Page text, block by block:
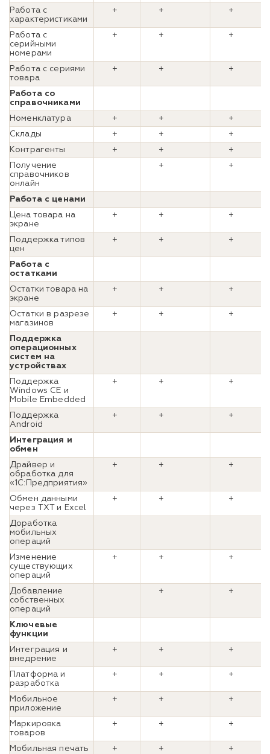
Работа с
характеристиками
+ + +
Работа с
серийными
номерами
+ + +
Работа с сериями
товара
+ + +
Работа со
справочниками
Номенклатура
+ +
+
Склады
+ +
+
Контрагенты
+ +
+
Получение
справочников
онлайн
+ +
Работа с ценами
Цена товара на
экране
+ + +
Поддержка типов
цен
+ + +
Работа с
остатками
Остатки товара на
экране
+ + +
Остатки в разрезе
магазинов
+ + +
Поддержка
операционных
систем на
устройствах
Поддержка
Windows CE и
Mobile Embedded
+ + +
Поддержка
Android
+ + +
Интеграция и
обмен
Драйвер и
обработка для
«1С:Предприятия»
+ + +
Обмен данными
через TXT и Excel
+ + +
Доработка
мобильных
операций
Изменение
существующих
операций
+ + +
Добавление
собственных
операций
+ +
Ключевые
функции
Интеграция и
внедрение
+ + +
Платформа и
разработка
+ + +
Мобильное
приложение
+ + +
Маркировка
товаров
+ + +
Мобильная печать + +
+